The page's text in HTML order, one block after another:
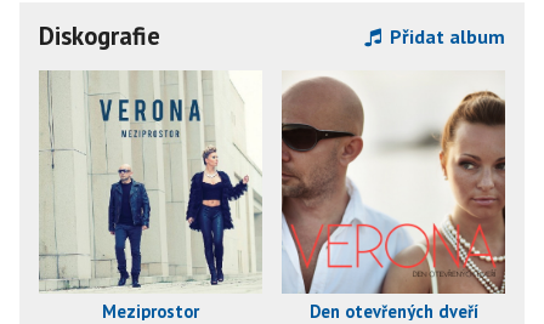
Diskografie Přidat album
Meziprostor Den otevřených dveří